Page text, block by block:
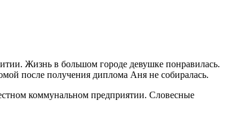
Жизнь в большом городе девушке понравилась.
после получения диплома Аня не собиралась.
коммунальном предприятии. Словесные